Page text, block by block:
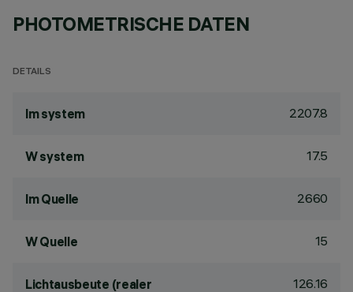
PHOTOMETRISCHE DATEN
DETAILS
lm system 2207.8
W system 17.5
lm Quelle 2660
W Quelle 15
Lichtausbeute (realer 126.16